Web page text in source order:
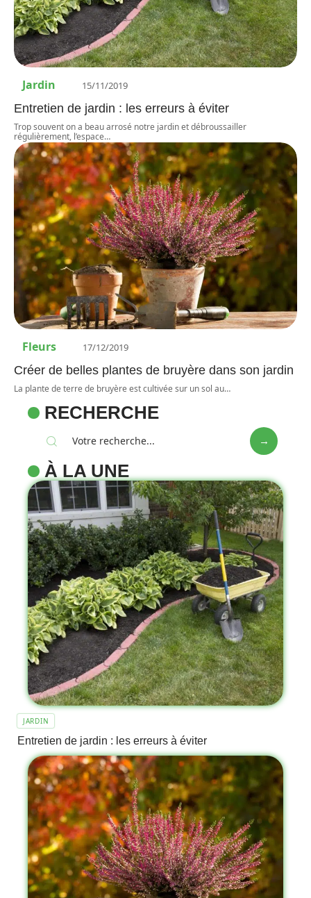
Jardin 15/11/2019
Entretien de jardin : les erreurs à éviter
Trop souvent on a beau arrosé notre jardin et débroussailler
régulièrement, l’espace…
Fleurs 17/12/2019
Créer de belles plantes de bruyère dans son jardin
La plante de terre de bruyère est cultivée sur un sol au…
RECHERCHE
À LA UNE
JARDIN
Entretien de jardin : les erreurs à éviter